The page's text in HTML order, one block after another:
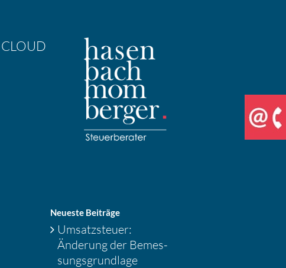
CLOUD
Neueste Beiträge
Umsatz­steuer:
Änderung der Bemes­
sungs­grund­lage